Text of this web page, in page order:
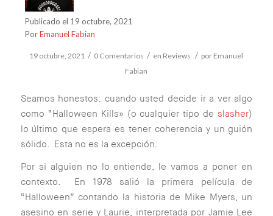
Publicado el 19 octubre, 2021
PorEmanuel Fabian
19 octubre, 2021 / 0 Comentarios / en Reviews / por Emanuel
Fabian
Seamos honestos: cuando usted decide ir a ver algo
como “Halloween Kills» (o cualquier tipo deslasher)
lo último que espera es tener coherencia y un guión
sólido. Esta no es la excepción.
Por si alguien no lo entiende, le vamos a poner en
contexto. En 1978 salió la primera película de
“Halloween” contando la historia de Mike Myers, un
asesino en serie y Laurie, interpretada por Jamie Lee